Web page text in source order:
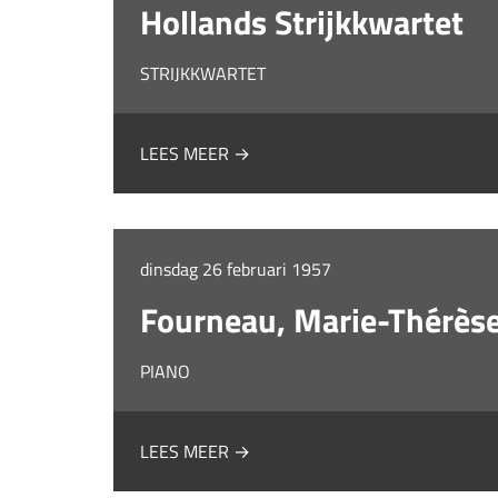
Hollands Strijkkwartet
STRIJKKWARTET
LEES MEER →
dinsdag 26 februari 1957
Fourneau, Marie-
PIANO
LEES MEER →